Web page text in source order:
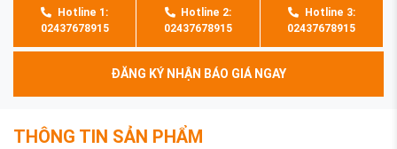
Hotline 1:
02437678915
Hotline 2:
02437678915
Hotline 3:
02437678915
ĐĂNG KÝ NHẬN BÁO GIÁ NGAY
THÔNG TIN SẢN PHẨM